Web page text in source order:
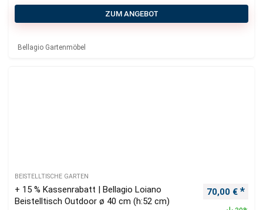
ZUM ANGEBOT
Bellagio Gartenmöbel
BEISTELLTISCHE GARTEN
+ 15 % Kassenrabatt | Bellagio Loiano
Beistelltisch Outdoor ø 40 cm (h:52 cm)
70,00 €